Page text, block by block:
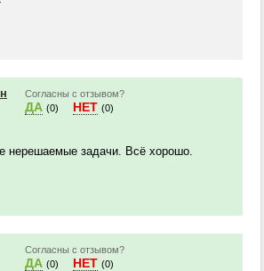
Согласны с отзывом?
ДА (0) НЕТ (0)
нерешаемые задачи. Всё хорошо.
Согласны с отзывом?
ДА (0) НЕТ (0)